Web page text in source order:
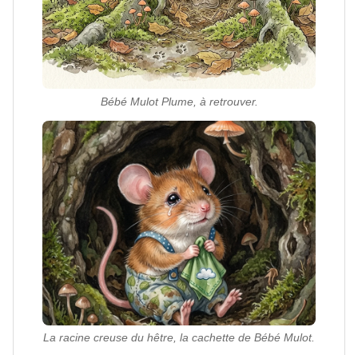
Bébé Mulot Plume, à retrouver.
La racine creuse du hêtre, la cachette de Bébé Mulot.